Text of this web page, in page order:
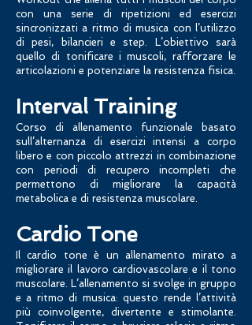
con una serie di ripetizioni ed esercizi
sincronizzati a ritmo di musica con l’utilizzo
di pesi, bilancieri e step. L’obiettivo sarà
quello di tonificare i muscoli, rafforzare le
articolazioni e potenziare la resistenza fisica.
Interval Training
Corso di allenamento funzionale basato
sull’alternanza di esercizi intensi a corpo
libero e con piccolo attrezzi in combinazione
con periodi di recupero incompleti che
permettono di migliorare la capacità
metabolica e di resistenza muscolare.
Cardio Tone
Il cardio tone è un allenamento mirato a
migliorare il lavoro cardiovascolare e il tono
muscolare. L’allenamento si svolge in gruppo
e a ritmo di musica: questo rende l’attività
più coinvolgente, divertente e stimolante.